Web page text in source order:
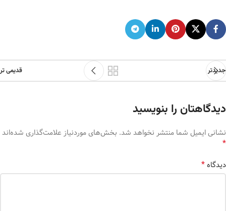
جدیدتر قدیمی تر
دیدگاهتان را بنویسید
نشانی ایمیل شما منتشر نخواهد شد. بخش‌های موردنیاز علامت‌گذاری شده‌اند
*
دیدگاه*